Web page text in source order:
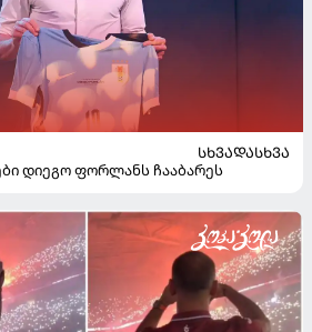
ᲡᲮᲕᲐᲓᲐᲡᲮᲕᲐ
დიეგო ფორლანს ჩააბარეს